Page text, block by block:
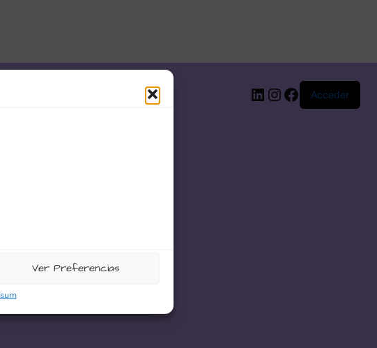
Ver Preferencias
LinkedIn
Instagram
Facebook
Acceder